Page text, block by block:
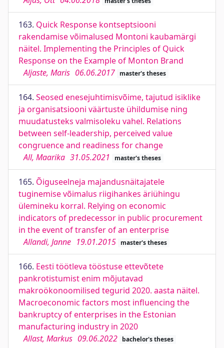
163. Quick Response kontseptsiooni
rakendamise võimalused Montoni kaubamärgi
näitel. Implementing the Principles of Quick
Response on the Example of Monton Brand
Aljaste, Maris 06.06.2017 master's theses
164. Seosed enesejuhtimisvõime, tajutud isiklike
ja organisatsiooni väärtuste ühildumise ning
muudatusteks valmisoleku vahel. Relations
between self-leadership, perceived value
congruence and readiness for change
All, Maarika 31.05.2021 master's theses
165. Õiguseelneja majandusnäitajatele
tuginemise võimalus riigihankes äriühingu
ülemineku korral. Relying on economic
indicators of predecessor in public procurement
in the event of transfer of an enterprise
Allandi, Janne 19.01.2015 master's theses
166. Eesti töötleva tööstuse ettevõtete
pankrotistumist enim mõjutavad
makroökonoomilised tegurid 2020. aasta näitel.
Macroeconomic factors most influencing the
bankruptcy of enterprises in the Estonian
manufacturing industry in 2020
Allast, Markus 09.06.2022 bachelor's theses